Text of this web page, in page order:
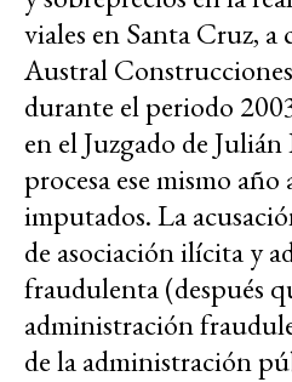
viales en Santa Cruz, a
Austral
durante el periodo
en el Juzgado de
procesa ese mismo
imputados. La
de asociación ilícita y
fraudulenta (después
administración
de la administración